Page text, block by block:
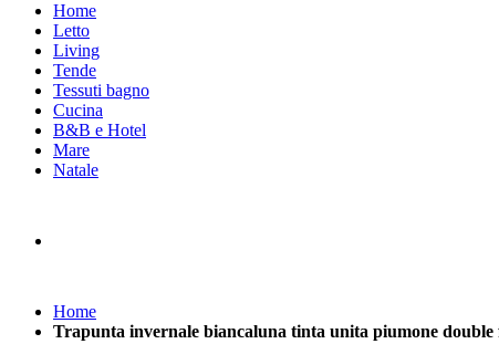
Home
Letto
Living
Tende
Tessuti bagno
Cucina
B&B e Hotel
Mare
Natale
Home
Trapunta invernale biancaluna tinta unita piumone double